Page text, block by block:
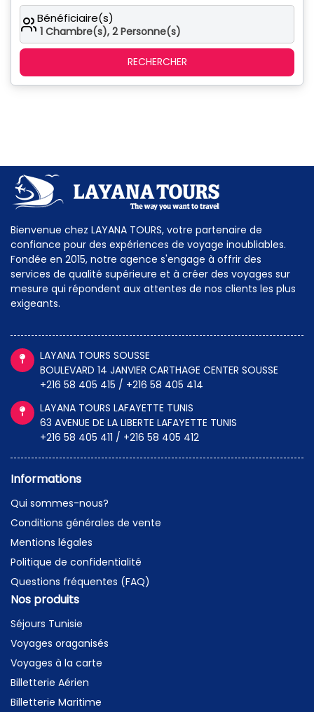
Bénéficiaire(s)
1 Chambre(s), 2Personne(s)
RECHERCHER
Bienvenue chez LAYANA TOURS, votre partenaire de
confiance pour des expériences de voyage inoubliables.
Fondée en 2015, notre agence s'engage à offrir des
services de qualité supérieure et à créer des voyages sur
mesure qui répondent aux attentes de nos clients les plus
exigeants.
LAYANA TOURS SOUSSE
BOULEVARD 14 JANVIER CARTHAGE CENTER SOUSSE
+216 58 405 415 / +216 58 405 414
LAYANA TOURS LAFAYETTE TUNIS
63 AVENUE DE LA LIBERTE LAFAYETTE TUNIS
+216 58 405 411 / +216 58 405 412
Informations
Qui sommes-nous?
Conditions générales de vente
Mentions légales
Politique de confidentialité
Questions fréquentes (FAQ)
Nos produits
Séjours Tunisie
Voyages oraganisés
Voyages à la carte
Billetterie Aérien
Billetterie Maritime